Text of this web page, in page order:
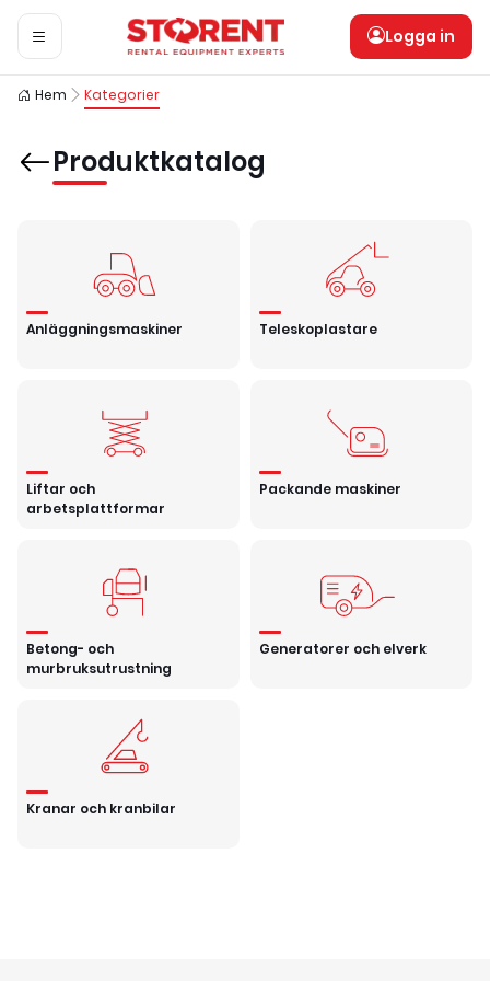
Logga in
Hem Kategorier
Produktkatalog
Anläggningsmaskiner Teleskoplastare
Liftar och
arbetsplattformar
Packande maskiner
Betong- och
murbruksutrustning
Generatorer och elverk
Kranar och kranbilar